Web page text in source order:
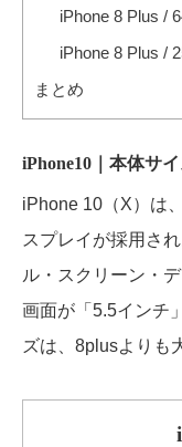
iPhone 8 Plus /
iPhone 8 Plus /
まとめ
iPhone10｜本体サ
iPhone 10（X）は
スプレイが採用さ
ル・スクリーン・
画面が「5.5インチ
ズは、8plusよりも